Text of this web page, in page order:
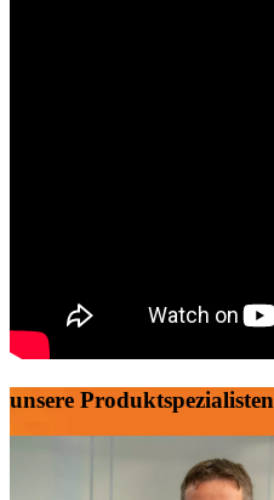
unsere Produktspezialisten